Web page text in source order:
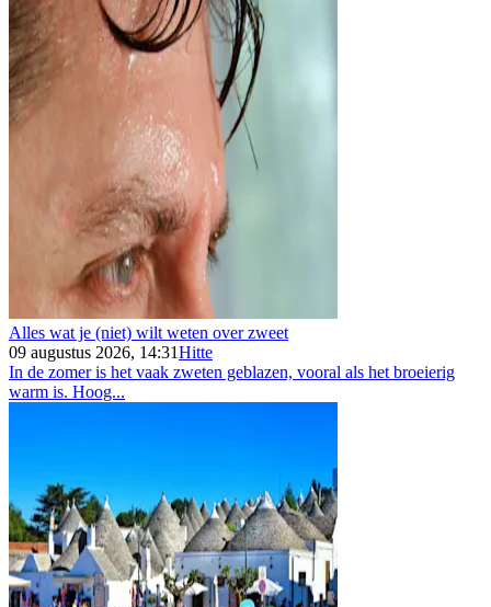
Alles wat je (niet) wilt weten over zweet
09 augustus 2026, 14:31Hitte
In de zomer is het vaak zweten geblazen, vooral als het broeierig
warm is. Hoog...